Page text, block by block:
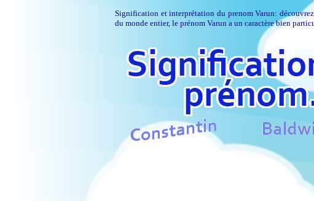
Signification et interprétation du prenom Varun:
du monde entier, le prénom Varun a un caractère bien